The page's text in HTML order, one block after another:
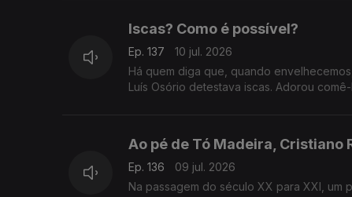
Iscas? Como é possível?
Ep. 137
10 jul. 2026
Há quem diga que, quando
Luís Osório detestava iscas. Adorou
Ao pé de Tó Madeira, Cristiano
Ep. 136
09 jul. 2026
Na passagem do século XX para XXI,